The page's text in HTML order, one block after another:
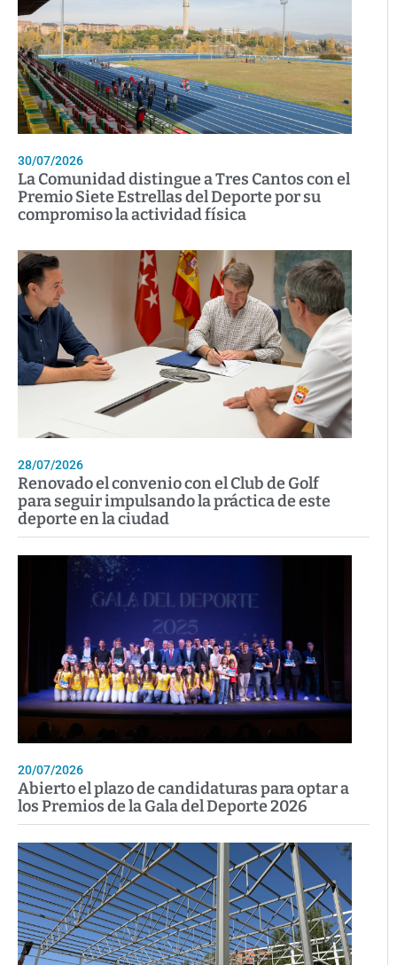
30/07/2026
La Comunidad distingue a Tres Cantos con el
Premio Siete Estrellas del Deporte por su
compromiso la actividad física
28/07/2026
Renovado el convenio con el Club de Golf
para seguir impulsando la práctica de este
deporte en la ciudad
20/07/2026
Abierto el plazo de candidaturas para optar a
los Premios de la Gala del Deporte 2026